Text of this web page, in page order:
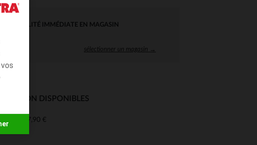
IMMÉDIATE EN MAGASIN
sélectionner un magasin →
DISPONIBLES
7,90 €